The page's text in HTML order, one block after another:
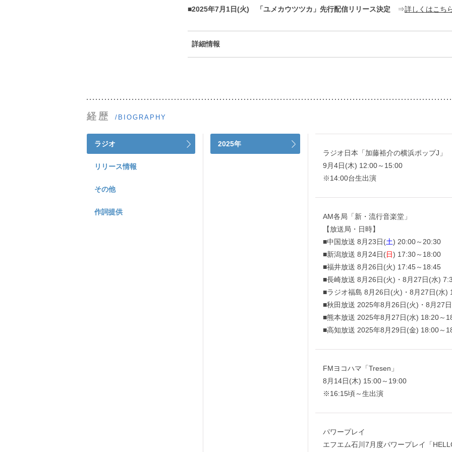
■2025年7月1日(火) 「ユメカウツツカ」先行配信リリース決定 ⇒詳しくはこち
詳細情報
経歴 /BIOGRAPHY
ラジオ
2025年
ラジオ日本「加藤裕介の横浜ポップJ」
9月4日(木) 12:00～15:00
※14:00台生出演
AM各局「新・流行音楽堂」
【放送局・日時】
■中国放送 8月23日(土) 20:00～20:30
■新潟放送 8月24日(日) 17:30～18:00
■福井放送 8月26日(火) 17:45～18:45
■長崎放送 8月26日(火)・8月27日(水)
■ラジオ福島 8月26日(火)・8月27日(水)
■秋田放送 2025年8月26日(火)・8月27
■熊本放送 2025年8月27日(水) 18:20～
■高知放送 2025年8月29日(金) 18:00～
FMヨコハマ「Tresen」
8月14日(木) 15:00～19:00
※16:15頃～生出演
パワープレイ
エフエム石川7月度パワープレイ「
リリース情報
その他
作詞提供